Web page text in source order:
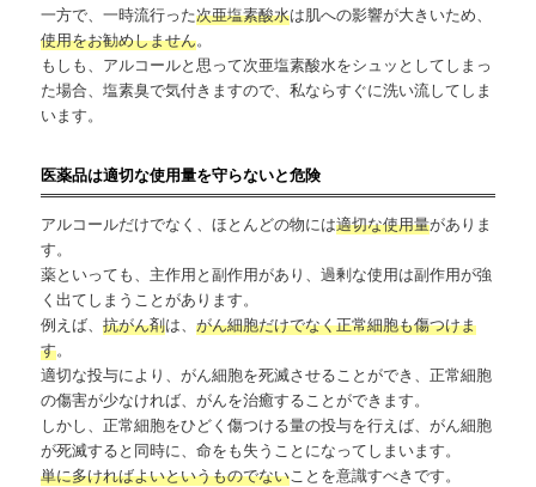
一方で、一時流行った次亜塩素酸水は肌への影響が大きいため、
使用をお勧めしません。
もしも、アルコールと思って次亜塩素酸水をシュッとしてしまっ
た場合、塩素臭で気付きますので、私ならすぐに洗い流してしま
います。
医薬品は適切な使用量を守らないと危険
アルコールだけでなく、ほとんどの物には適切な使用量がありま
す。
薬といっても、主作用と副作用があり、過剰な使用は副作用が強
く出てしまうことがあります。
例えば、抗がん剤は、がん細胞だけでなく正常細胞も傷つけま
す。
適切な投与により、がん細胞を死滅させることができ、正常細胞
の傷害が少なければ、がんを治癒することができます。
しかし、正常細胞をひどく傷つける量の投与を行えば、がん細胞
が死滅すると同時に、命をも失うことになってしまいます。
単に多ければよいというものでないことを意識すべきです。